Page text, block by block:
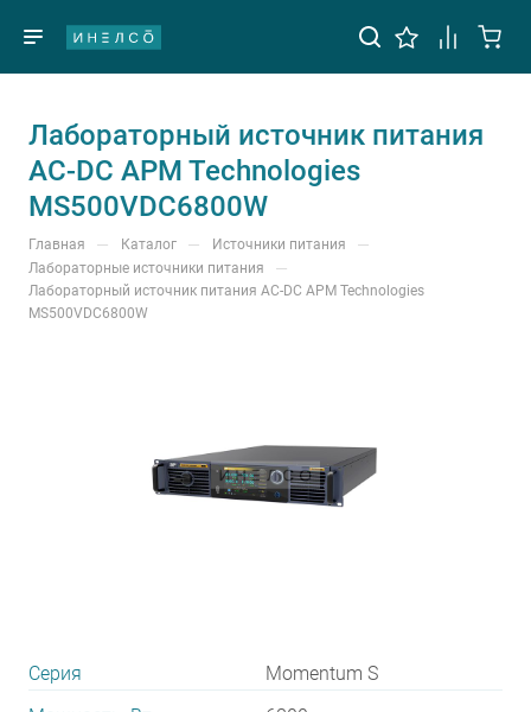
Лабораторный источник питания
AC-DC APM Technologies
MS500VDC6800W
Главная — Каталог — Источники питания —
Лабораторные источники питания —
Лабораторный источник питания AC-DC APM Technologies
MS500VDC6800W
Серия
Momentum S